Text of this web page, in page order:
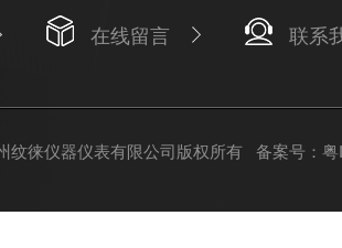
在线留言 联系
纹徕仪器仪表有限公司版权所有 备案号：